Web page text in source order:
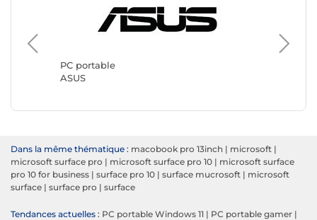
PC portable
ASUS
PC
Lenovo
Dans la même thématique : macobook pro 13inch | microsoft |
microsoft surface pro | microsoft surface pro 10 | microsoft surface
pro 10 for business | surface pro 10 | surface mucrosoft | microsoft
surface | surface pro | surface
Tendances actuelles : PC portable Windows 11 | PC portable gamer |